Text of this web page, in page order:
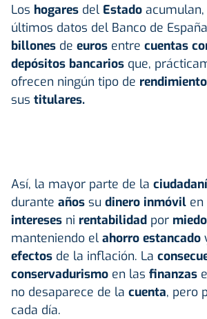
Los hogares del Estado
últimos datos del Banco de
billones de euros entre cuentas
depósitos bancarios que,
ofrecen ningún tipo de rendimiento
sus titulares.
Así, la mayor parte de la
durante años su dinero inmóvil en
intereses ni rentabilidad por miedo
manteniendo el ahorro estancado
efectos de la inflación. La
conservadurismo en las finanzas
no desaparece de la cuenta, pero
cada día.